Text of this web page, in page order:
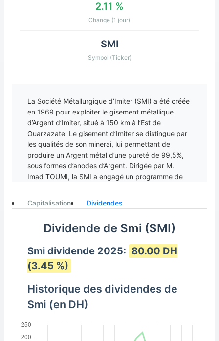
2.11 %
Change (1 jour)
SMI
Symbol (Ticker)
La Société Métallurgique d’Imiter (SMI) a été créée
en 1969 pour exploiter le gisement métallique
d’Argent d’Imiter, situé à 150 km à l’Est de
Ouarzazate. Le gisement d’Imiter se distingue par
les qualités de son minerai, lui permettant de
produire un Argent métal d’une pureté de 99,5%,
sous formes d’anodes d’Argent. Dirigée par M.
Imad TOUMI, la SMI a engagé un programme de
Mine d’Imiter. Ces dernières années, la SMI a
nouveaux gîtes et gisements indépendants, tout en
le traitement de données géologiques et de
planification minière. Parallèlement, elle a procédé
à plusieurs extensions d’usines lui permettant
d’augmenter ses capacités de traitement. En 2019,
la SMI a achevé la construction d’une nouvelle
usine de traitement qui permet de valoriser les
production annuelle d’Argent.
Capitalisation Dividendes
Dividende de Smi (SMI)
Smi dividende 2025: 80.00 DH
(3.45 %)
Historique des dividendes de
Smi (en DH)